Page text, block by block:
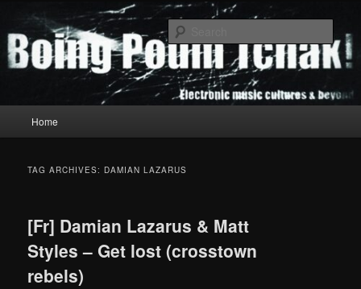
primary
content
secondary
contentBoing Poum Tchak!
Home
TAG ARCHIVES: DAMIAN LAZARUS
[Fr] Damian Lazarus & Matt
Styles – Get lost (crosstown
rebels)